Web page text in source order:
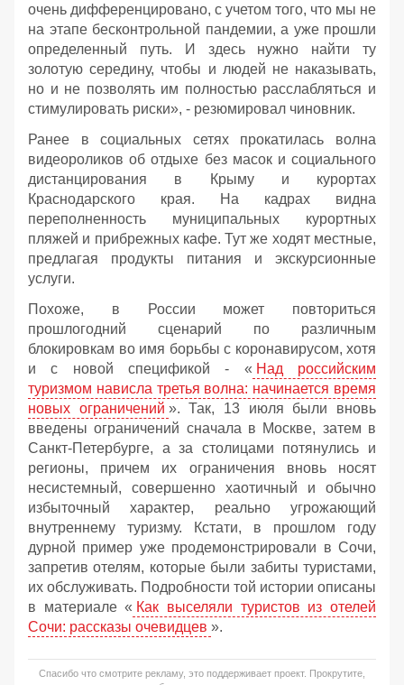
очень дифференцировано, с учетом того, что мы не
на этапе бесконтрольной пандемии, а уже прошли
определенный путь. И здесь нужно найти ту
золотую середину, чтобы и людей не наказывать,
но и не позволять им полностью расслабляться и
стимулировать риски», - резюмировал чиновник.
Ранее в социальных сетях прокатилась волна
видеороликов об отдыхе без масок и социального
дистанцирования в Крыму и курортах
Краснодарского края. На кадрах видна
переполненность муниципальных курортных
пляжей и прибрежных кафе. Тут же ходят местные,
предлагая продукты питания и экскурсионные
услуги.
Похоже, в России может повториться
прошлогодний сценарий по различным
блокировкам во имя борьбы с коронавирусом, хотя
и с новой спецификой - « Над российским
туризмом нависла третья волна: начинается время
новых ограничений ». Так, 13 июля были вновь
введены ограничений сначала в Москве, затем в
Санкт-Петербурге, а за столицами потянулись и
регионы, причем их ограничения вновь носят
несистемный, совершенно хаотичный и обычно
избыточный характер, реально угрожающий
внутреннему туризму. Кстати, в прошлом году
дурной пример уже продемонстрировали в Сочи,
запретив отелям, которые были забиты туристами,
их обслуживать. Подробности той истории описаны
в материале « Как выселяли туристов из отелей
Сочи: рассказы очевидцев ».
Спасибо что смотрите рекламу, это поддерживает проект. Прокрутите,